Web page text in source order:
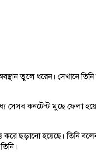
তুলে ধরেন। সেখানে
কনটেন্ট মুছে ফেলা
ছড়ানো হয়েছে। তিনি